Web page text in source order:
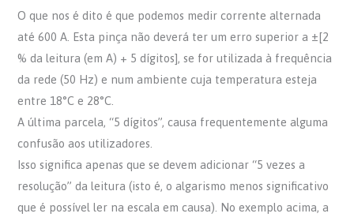
O que nos é dito é que podemos medir corrente alternada
até 600 A. Esta pinça não deverá ter um erro superior a ±[2
% da leitura (em A) + 5 dígitos], se for utilizada à frequência
da rede (50 Hz) e num ambiente cuja temperatura esteja
entre 18°C e 28°C.
A última parcela, “5 dígitos”, causa frequentemente alguma
confusão aos utilizadores.
Isso significa apenas que se devem adicionar “5 vezes a
resolução” da leitura (isto é, o algarismo menos significativo
que é possível ler na escala em causa). No exemplo acima, a